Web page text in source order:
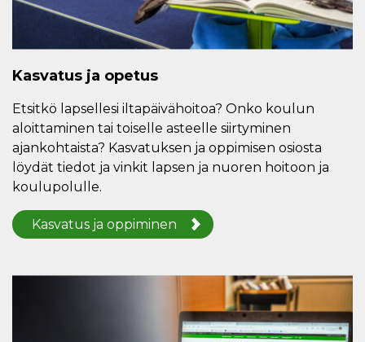
Kasvatus ja opetus
Etsitkö lapsellesi iltapäivähoitoa? Onko koulun
aloittaminen tai toiselle asteelle siirtyminen
ajankohtaista? Kasvatuksen ja oppimisen osiosta
löydät tiedot ja vinkit lapsen ja nuoren hoitoon ja
koulupolulle.
Kasvatus ja oppiminen